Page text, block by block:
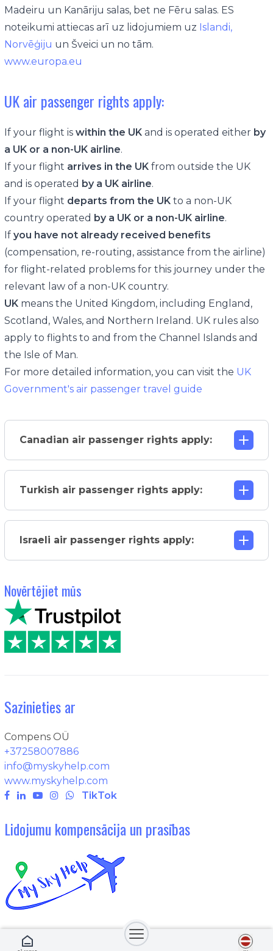
Madeiru un Kanāriju salas, bet ne Fēru salas. ES
noteikumi attiecas arī uz lidojumiem uz Islandi,
Norvēģiju un Šveici un no tām.
www.europa.eu
UK air passenger rights apply:
If your flight is within the UKand is operated either by
a UK or a non-UK airline.
If your flight arrives in the UKfrom outside the UK
and is operated by a UK airline.
If your flight departs from the UKto a non-UK
country operated by a UK or a non-UK airline.
If you have not already received benefits
(compensation, re-routing, assistance from the airline)
for flight-related problems for this journey under the
relevant law of a non-UK country.
UKmeans the United Kingdom, including England,
Scotland, Wales, and Northern Ireland. UK rules also
apply to flights to and from the Channel Islands and
the Isle of Man.
For more detailed information, you can visit the UK
Government's air passenger travel guide
Canadian air passenger rights apply:
Turkish air passenger rights apply:
Israeli air passenger rights apply:
Novērtējiet mūs
Sazinieties ar
Compens OÜ
+37258007886
info@myskyhelp.com
www.myskyhelp.com
TikTok
Lidojumu kompensācija un prasības